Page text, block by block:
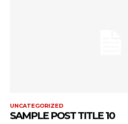
UNCATEGORIZED
SAMPLE POST TITLE 10